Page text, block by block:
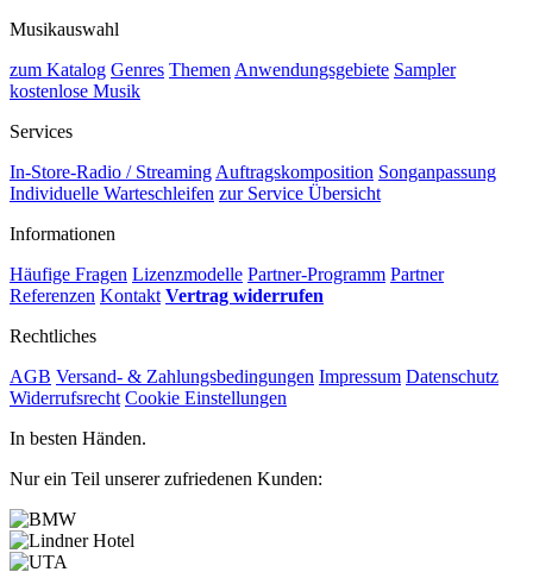
Musikauswahl
zum Katalog Genres Themen Anwendungsgebiete Sampler
kostenlose Musik
Services
In-Store-Radio / Streaming Auftragskomposition Songanpassung
Individuelle Warteschleifen zur Service Übersicht
Informationen
Häufige Fragen Lizenzmodelle Partner-Programm Partner
Referenzen Kontakt Vertrag widerrufen
Rechtliches
AGB Versand- & Zahlungsbedingungen Impressum Datenschutz
Widerrufsrecht Cookie Einstellungen
In besten Händen.
Nur ein Teil unserer zufriedenen Kunden: